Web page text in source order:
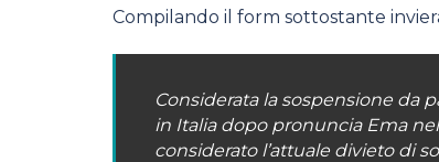
Compilando il form sottostante
Considerata la sospensione da
in Italia dopo pronuncia Ema
considerato l’attuale divieto di